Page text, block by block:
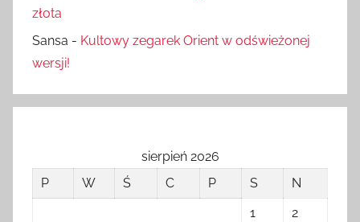
złota
Sansa - Kultowy zegarek Orient w odświeżonej
wersji!
sierpień 2026
P
W Ś C P S
N
1
2